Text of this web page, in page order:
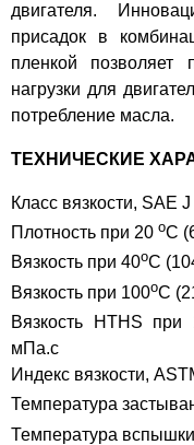
двигателя.
присадок в
пленкой позволяет
нагрузки для
потребление масла.
ТЕХНИЧЕСКИЕ
Класс вязкости, SAE
Плотность при 20 oC
Вязкость при 40oC
Вязкость при 100oC
Вязкость HTHS при
мПа.с
Индекс вязкости,
Температура
Температура